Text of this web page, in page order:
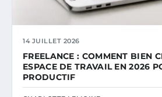
14 JUILLET 2026
FREELANCE : COMMENT BIEN
ESPACE DE TRAVAIL EN 2026
PRODUCTIF